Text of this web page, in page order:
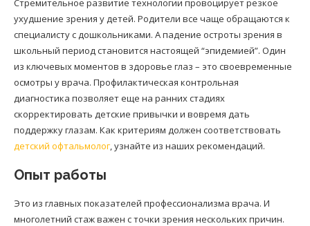
Стремительное развитие технологии провоцирует резкое
ухудшение зрения у детей. Родители все чаще обращаются к
специалисту с дошкольниками. А падение остроты зрения в
школьный период становится настоящей “эпидемией”. Один
из ключевых моментов в здоровье глаз – это своевременные
осмотры у врача. Профилактическая контрольная
диагностика позволяет еще на ранних стадиях
скорректировать детские привычки и вовремя дать
поддержку глазам. Как критериям должен соответствовать
детский офтальмолог, узнайте из наших рекомендаций.
Опыт работы
Это из главных показателей профессионализма врача. И
многолетний стаж важен с точки зрения нескольких причин.